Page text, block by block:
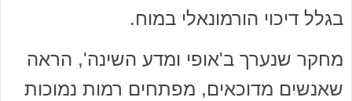
בגלל דיכוי הורמונאלי במוח.
מחקר שנערך ב'אופי ומדע השינה', הראה
שאנשים מדוכאים, מפתחים רמות נמוכות